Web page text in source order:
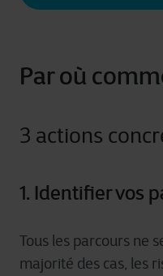
Par où
3 actions
1. Identifier vos
Tous les parcours ne
majorité des cas, les